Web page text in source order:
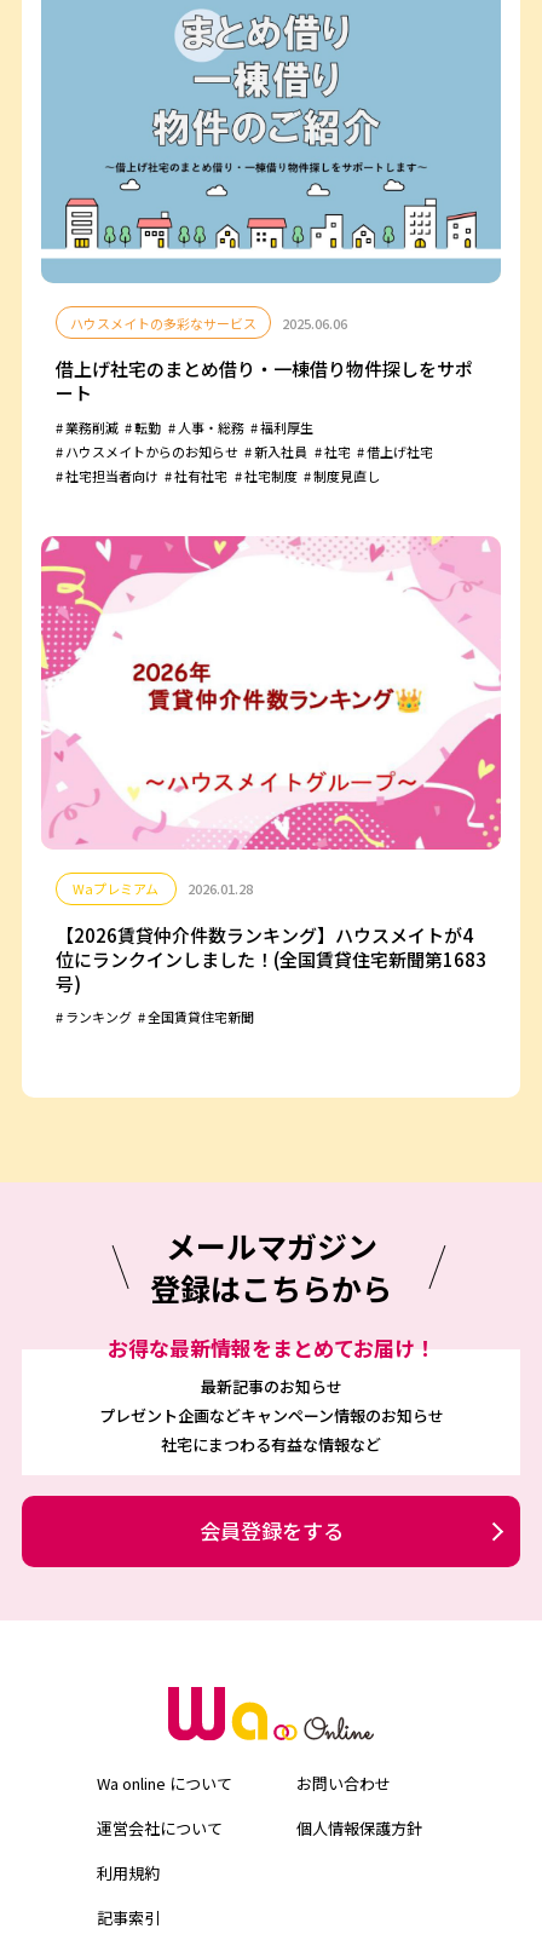
ハウスメイトの多彩なサービス 2025.06.06
借上げ社宅のまとめ借り・一棟借り物件探しをサポ
ート
業務削減 転勤 人事・総務
福利厚生
ハウスメイトからのお知らせ
新入社員 社宅
借上げ社宅
社宅担当者向け
社有社宅 社宅制度 制度見直し
Waプレミアム 2026.01.28
【2026賃貸仲介件数ランキング】ハウスメイトが4
位にランクインしました！(全国賃貸住宅新聞第1683
号)
ランキング 全国賃貸住宅新聞
メールマガジン
登録はこちらから
お得な最新情報をまとめてお届け！
最新記事のお知らせ
プレゼント企画などキャンペーン情報のお知らせ
社宅にまつわる有益な情報など
会員登録をする
Wa online について
運営会社について
お問い合わせ
個人情報保護方針
利用規約
記事索引